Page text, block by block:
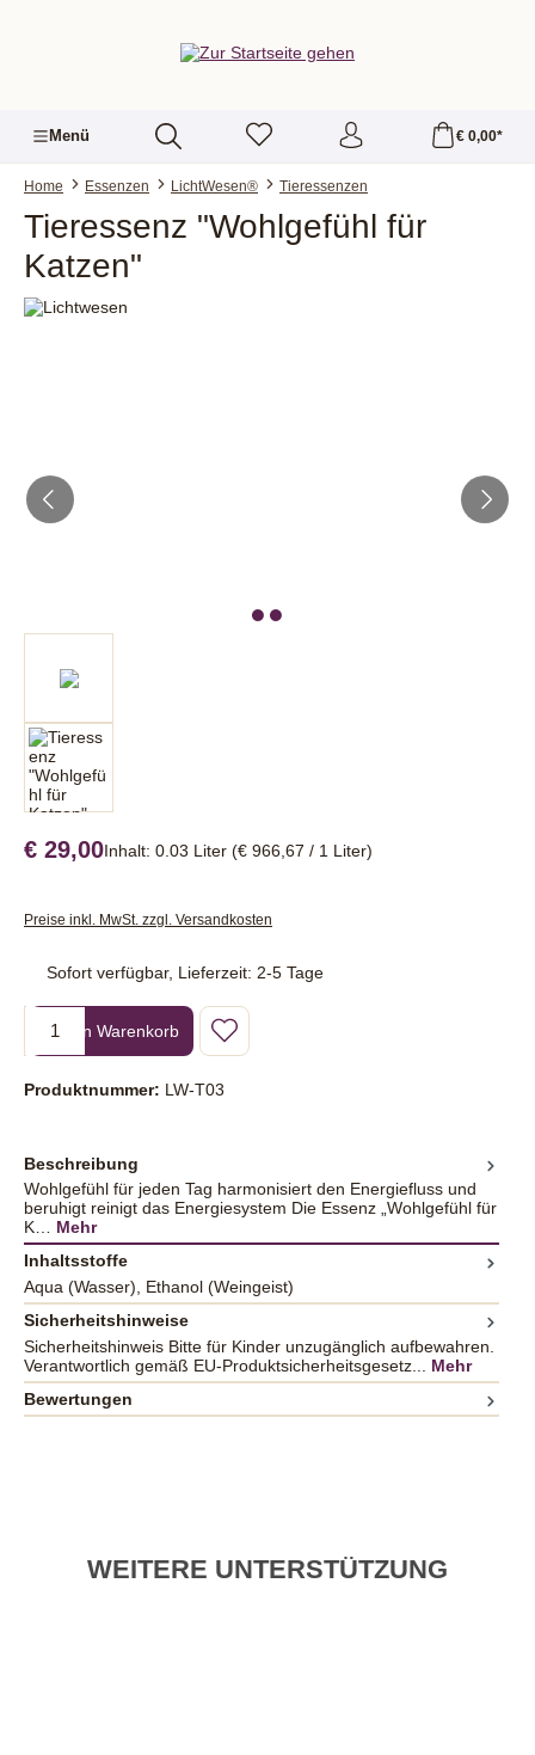
Menü € 0,00*
Home Essenzen LichtWesen® Tieressenzen
Tieressenz "Wohlgefühl für
Katzen"
€ 29,00Inhalt: 0.03 Liter (€ 966,67 / 1 Liter)
Preise inkl. MwSt. zzgl. Versandkosten
Sofort verfügbar, Lieferzeit: 2-5 Tage
Produkt Anzahl: Gib den gewünschten Wert ein oder benutze die
In den Warenkorb
Produktnummer: LW-T03
Beschreibung
Wohlgefühl für jeden Tag harmonisiert den Energiefluss und
beruhigt reinigt das Energiesystem Die Essenz „Wohlgefühl für
K… Mehr
Inhaltsstoffe
Aqua (Wasser), Ethanol (Weingeist)
Sicherheitshinweise
Sicherheitshinweis Bitte für Kinder unzugänglich aufbewahren.
Verantwortlich gemäß EU-Produktsicherheitsgesetz... Mehr
Bewertungen
WEITERE UNTERSTÜTZUNG